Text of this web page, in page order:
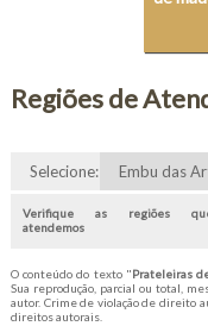
Regiões de
Selecione: Embu das
Verifique as regiões
atendemos
O conteúdo do texto "Prateleiras
Sua reprodução, parcial ou total,
autor. Crime de violação de direito
direitos autorais.